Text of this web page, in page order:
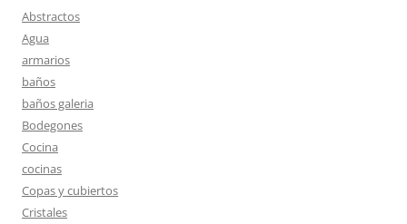
Abstractos
Agua
armarios
baños
baños galeria
Bodegones
Cocina
cocinas
Copas y cubiertos
Cristales